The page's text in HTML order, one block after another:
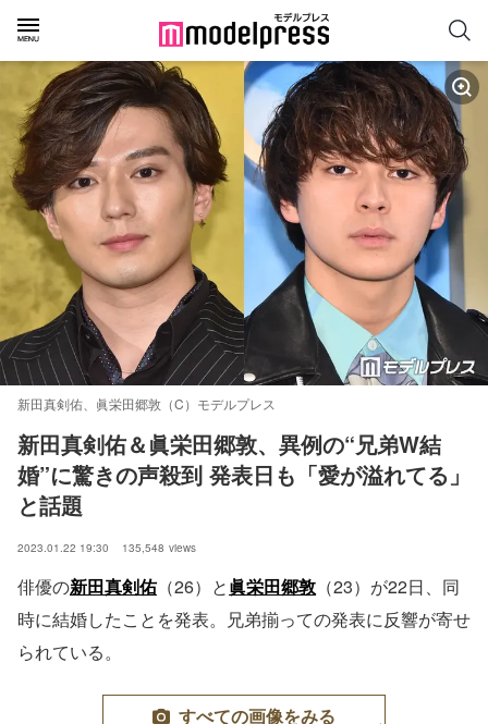
新田真剣佑、眞栄田郷敦（C）モデルプレス
新田真剣佑＆眞栄田郷敦、異例の“兄弟W結
婚”に驚きの声殺到 発表日も「愛が溢れてる」
と話題
2023.01.22 19:30 135,548 views
俳優の新田真剣佑（26）と眞栄田郷敦 （23）が22日、同
時に結婚したことを発表。兄弟揃っての発表に反響が寄せ
られている。
すべての画像をみる